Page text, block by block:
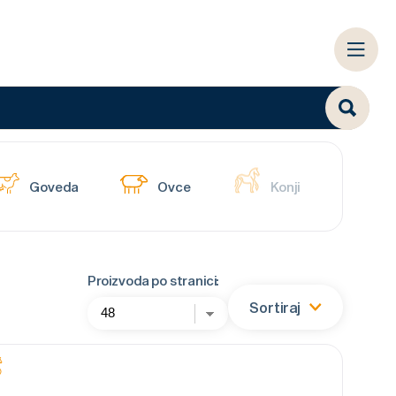
Goveda Ovce Konji
Proizvoda po stranici:
Sortiraj